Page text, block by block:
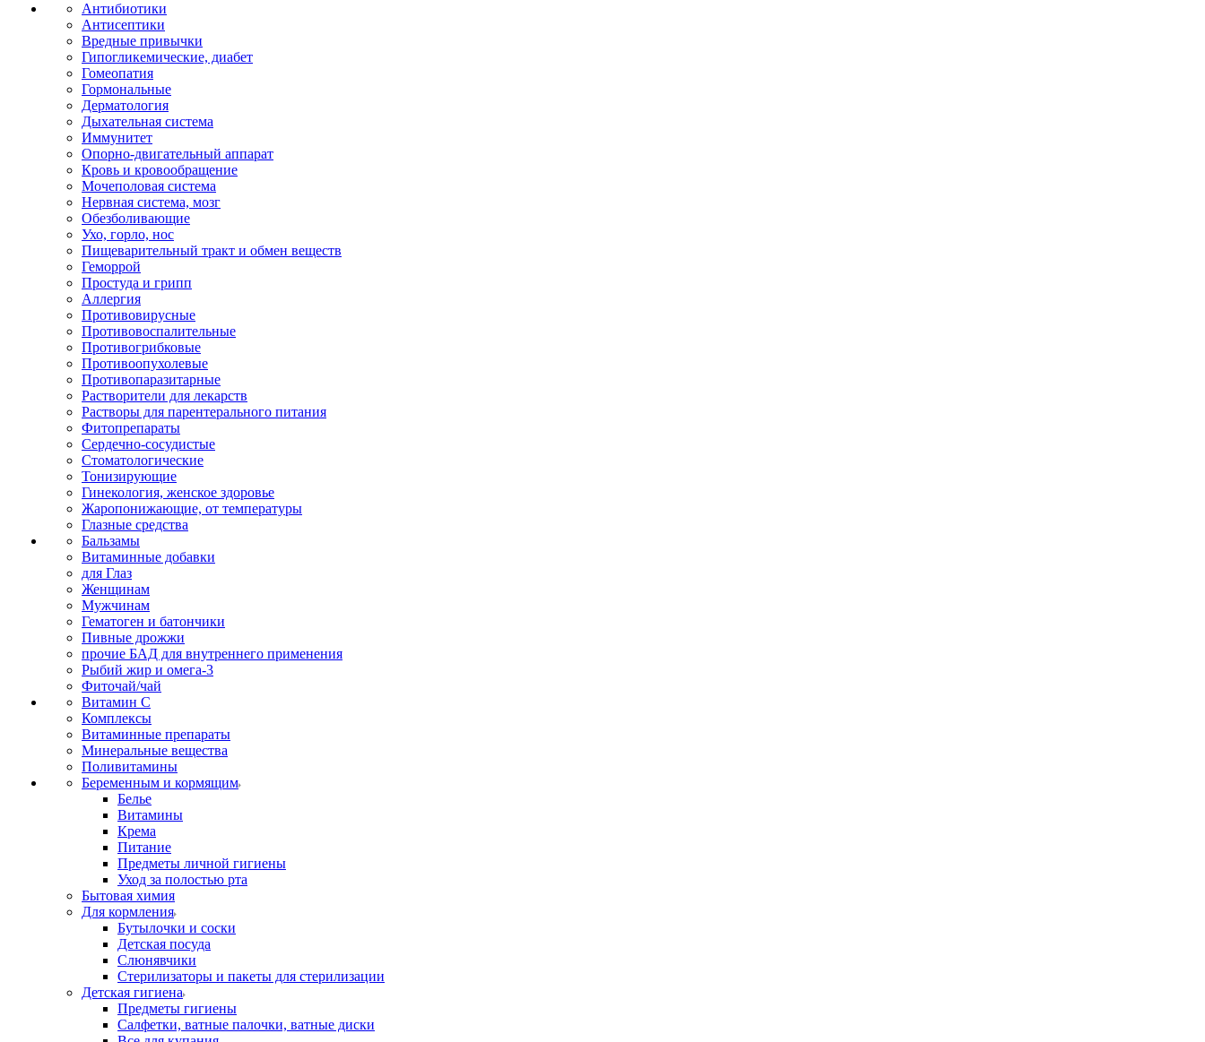
Антибиотики
Антисептики
Вредные привычки
Гипогликемические, диабет
Гомеопатия
Гормональные
Дерматология
Дыхательная система
Иммунитет
Опорно-двигательный аппарат
Кровь и кровообращение
Мочеполовая система
Нервная система, мозг
Обезболивающие
Ухо, горло, нос
Пищеварительный тракт и обмен веществ
Геморрой
Простуда и грипп
Аллергия
Противовирусные
Противовоспалительные
Противогрибковые
Противоопухолевые
Противопаразитарные
Растворители для лекарств
Растворы для парентерального питания
Фитопрепараты
Сердечно-сосудистые
Стоматологические
Тонизирующие
Гинекология, женское здоровье
Жаропонижающие, от температуры
Глазные средства
Бальзамы
Витаминные добавки
для Глаз
Женщинам
Мужчинам
Гематоген и батончики
Пивные дрожжи
прочие БАД для внутреннего применения
Рыбий жир и омега-3
Фиточай/чай
Витамин С
Комплексы
Витаминные препараты
Минеральные вещества
Поливитамины
Беременным и кормящим
Белье
Витамины
Крема
Питание
Предметы личной гигиены
Уход за полостью рта
Бытовая химия
Для кормления
Бутылочки и соски
Детская посуда
Слюнявчики
Стерилизаторы и пакеты для стерилизации
Детская гигиена
Предметы гигиены
Салфетки, ватные палочки, ватные диски